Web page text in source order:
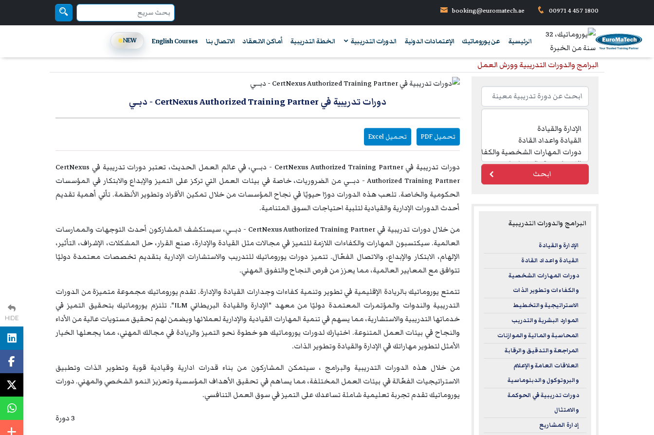
00971 4 457 1800
booking@euromatech.ae
الرئيسية عن يوروماتيك الإعتمادات الدولية الدورات التدريبية الخطة التدريبية أماكن الانعقاد الاتصال بنا English Courses
NEW
البرامج والدورات التدريبية وورش العمل
دورات تدريبية في CertNexus Authorized Training Partner - دبــي
تحميل PDF تحميل Excel
دورات تدريبية في CertNexus Authorized Training Partner - دبــي، في عالم العمل الحديث، تعتبر دورات تدريبية في CertNexus
Authorized Training Partner - دبــي من الضروريات، خاصة في بيئات العمل التي تركز على التميز والإبداع والابتكار في المؤسسات
الحكومية والخاصة. تلعب هذه الدورات دورًا حيويًا في نجاح المؤسسات من خلال تمكين الأفراد وتطوير الأنظمة. تأتي أهمية تقديم
أحدث الدورات الإدارية والقيادية لتلبية احتياجات السوق المتنامية.
من خلال دورات تدريبية في CertNexus Authorized Training Partner - دبــي، سيستكشف المشاركون أحدث التوجهات والممارسات
العالمية. سيكتسبون المهارات والكفاءات اللازمة للتميز في مجالات مثل القيادة والإدارة، صنع القرار، حل المشكلات، الإشراف، التأثير،
الإلهام، الابتكار والإبداع، والاتصال الفعّال. تتميز دورات يوروماتيك للتدريب والاستشارات الإدارية بتقديم تخصصات معتمدة دوليًا
تتوافق مع المعايير العالمية، مما يعزز من فرص النجاح والتفوق المهني.
تتمتع يوروماتيك بالريادة الإقليمية في تطوير وتنمية كفاءات وجدارات القيادة والإدارة. تقدم يوروماتيك مجموعة متميزة من الدورات
التدريبية والندوات والمؤتمرات المعتمدة دوليًا من معهد "الإدارة والقيادة البريطاني ILM". تلتزم يوروماتيك بتحقيق التميز في
خدماتها التدريبية والاستشارية، مما يسهم في تنمية المهارات القيادية والإدارية لعملائها ويضمن لهم تحقيق مستويات عالية من الأداء
والنجاح في بيئات العمل المتنوعة. اختيارك لدورات يوروماتيك هو خطوة نحو التميز والريادة في مجالك المهني، مما يجعلها الخيار
الأمثل لتطوير مهاراتك في الإدارة والقيادة وتطوير الذات.
من خلال هذه الدورات التدريبية والبرامج ، سيتمكن المشاركون من بناء قدرات ادارية وقيادية قوية وتطوير الذات وتطبيق
الاستراتيجيات الفعّالة في بيئات العمل المختلفة، مما يساهم في تحقيق الأهداف المؤسسية وتعزيز النمو الشخصي والمهني. دورات
يوروماتيك تقدم تجربة تعليمية شاملة تساعدك على التميز في سوق العمل التنافسي.
3 دورة
ابحث
البرامج والدورات التدريبية
الإدارة والقيادة
القيادة واعداد القادة
دورات المهارات الشخصية
والكفاءات وتطوير الذات
الاستراتيجية والتخطيط
الموارد البشرية والتدريب
المحاسبة والمالية والموازنات
المراجعة والتدقيق والرقابة
العلاقات العامة والإعلام
والبروتوكول والدبلوماسية
دورات تدريبية في الحوكمة
والامتثال
إدارة المشاريع
HIDE